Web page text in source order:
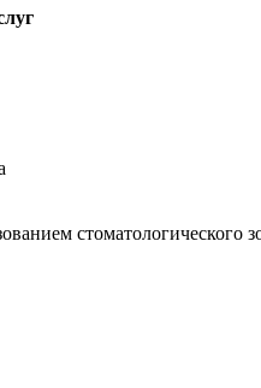
стоматологического